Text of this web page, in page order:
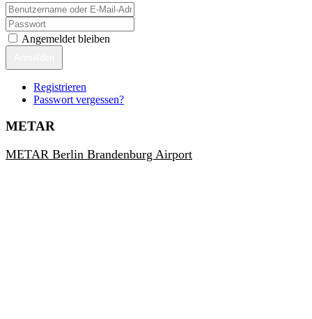
Angemeldet bleiben
Registrieren
Passwort vergessen?
METAR
METAR Berlin Brandenburg Airport